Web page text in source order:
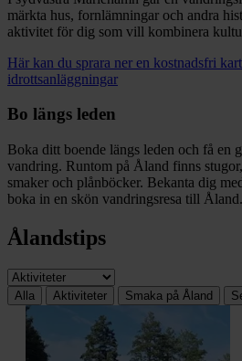
märkta hus, fornlämningar och andra
aktivitet för dig som vill kombinera
Här kan du sprara ner en kostnadsfri
idrottsanläggningar
Bo längs leden
Boka ditt boende längs leden och få en
vandring. Runtom på Åland finns
smaker och plånböcker. Bekanta dig
boka in en skön vandringsresa till Åland.
Ålandstips
Alla Aktiviteter Smaka på Åland